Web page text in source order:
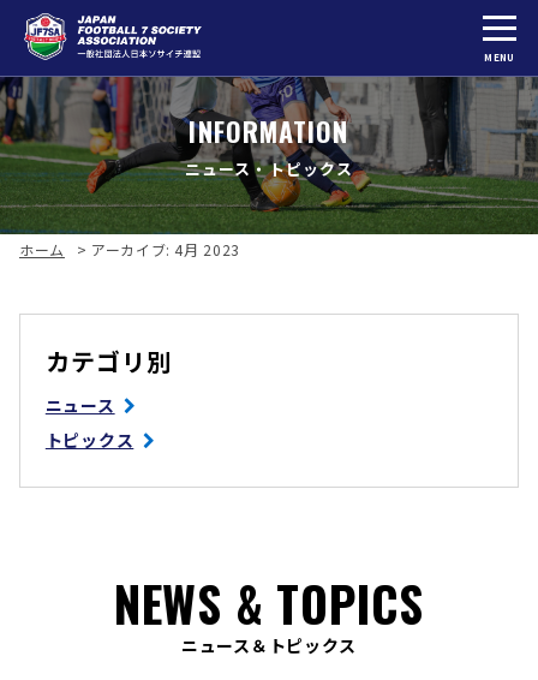
MENU
INFORMATION
ニュース・トピックス
ホーム > アーカイブ: 4月 2023
カテゴリ別
ニュース
トピックス
NEWS & TOPICS
ニュース＆トピックス